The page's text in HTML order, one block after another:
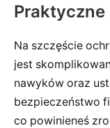
Praktyczne
Na szczęście
jest
nawyków oraz
bezpieczeństwo
co powinieneś